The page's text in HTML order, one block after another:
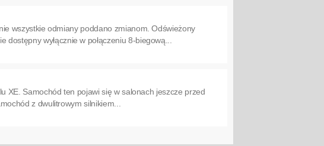
wszystkie odmiany poddano zmianom. Odświeżony
wyłącznie w połączeniu 8-biegową...
XE. Samochód ten pojawi się w salonach jeszcze przed
z dwulitrowym silnikiem...